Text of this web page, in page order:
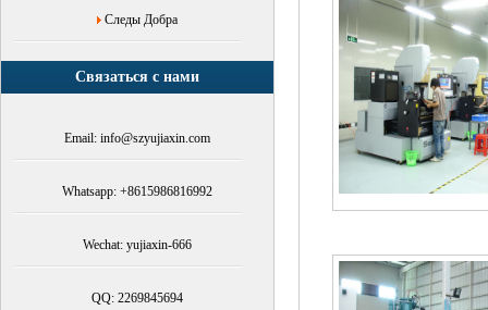
Следы Добра
Связаться с нами
Email: info@szyujiaxin.com
Whatsapp: +8615986816992
Wechat: yujiaxin-666
QQ: 2269845694